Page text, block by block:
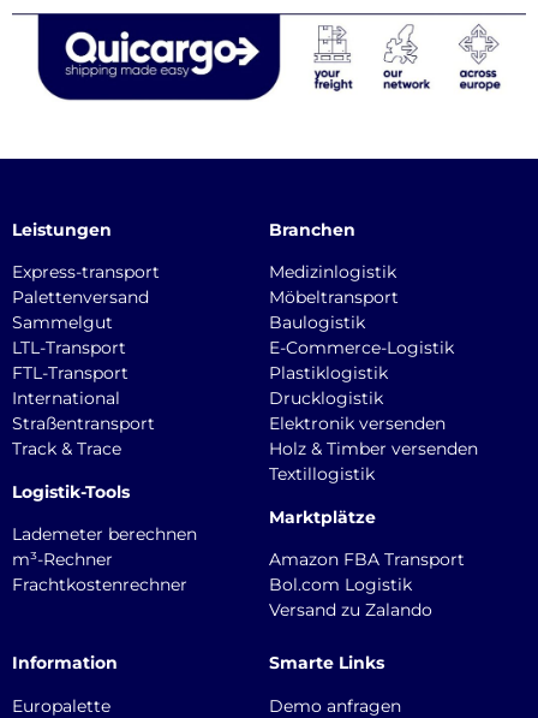
Leistungen
Express-transport
Palettenversand
Sammelgut
LTL-Transport
FTL-Transport
International
Straßentransport
Track & Trace
Logistik-Tools
Lademeter berechnen
m³-Rechner
Frachtkostenrechner
Branchen
Medizinlogistik
Möbeltransport
Baulogistik
E-Commerce-Logistik
Plastiklogistik
Drucklogistik
Elektronik versenden
Holz & Timber versenden
Textillogistik
Marktplätze
Amazon FBA Transport
Bol.com Logistik
Versand zu Zalando
Information
Europalette
Smarte Links
Demo anfragen